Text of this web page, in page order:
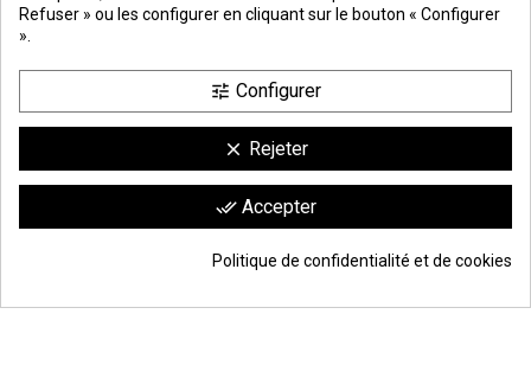
clic aquí para mostrar el certificado
Refuser » ou les configurer en cliquant sur le bouton « Configurer
».
tune Configurer
clear Rejeter
done_all Accepter
Politique de confidentialité et de cookies
9.6